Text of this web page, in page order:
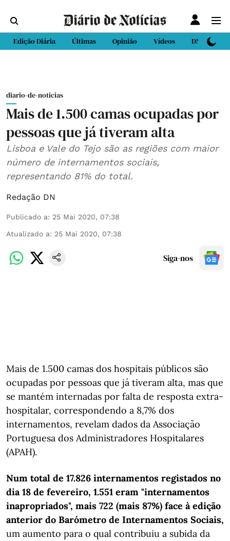
Edição Diária Últimas Opinião Vídeos DN Sport
diario-de-noticias
Mais de 1.500 camas ocupadas por
pessoas que já tiveram alta
Lisboa e Vale do Tejo são as regiões com maior
número de internamentos sociais,
representando 81% do total.
Redação DN
Publicado a: 25 Mai 2020, 07:38
Atualizado a: 25 Mai 2020, 07:38
Siga-nos
Mais de 1.500 camas dos hospitais públicos são
ocupadas por pessoas que já tiveram alta, mas que
se mantém internadas por falta de resposta extra-
hospitalar, correspondendo a 8,7% dos
internamentos, revelam dados da Associação
Portuguesa dos Administradores Hospitalares
(APAH).
Num total de 17.826 internamentos registados no
dia 18 de fevereiro, 1.551 eram "internamentos
inapropriados", mais 722 (mais 87%) face à edição
anterior do Barómetro de Internamentos Sociais,
um aumento para o qual contribuiu a subida da